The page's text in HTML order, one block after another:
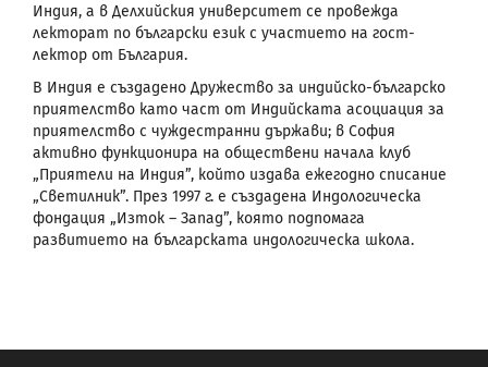
Индия, а в Делхийския университет се провежда
лекторат по български език с участието на гост-
лектор от България.
В Индия е създадено Дружество за индийско-българско
приятелство като част от Индийската асоциация за
приятелство с чуждестранни държави; в София
активно функционира на обществени начала клуб
„Приятели на Индия”, който издава ежегодно списание
„Светилник”. През 1997 г. е създадена Индологическа
фондация „Изток – Запад”, която подпомага
развитието на българската индологическа школа.